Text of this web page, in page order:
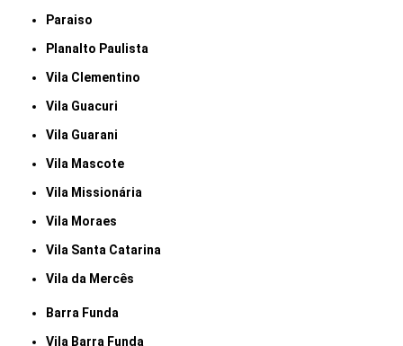
Paraiso
Planalto Paulista
Vila Clementino
Vila Guacuri
Vila Guarani
Vila Mascote
Vila Missionária
Vila Moraes
Vila Santa Catarina
Vila da Mercês
Barra Funda
Vila Barra Funda